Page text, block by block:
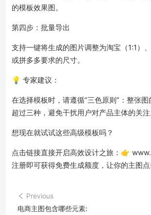
的模板效果图。
第四步：批量导出
支持一键将生成的图片调整为淘宝（1:1）
或拼多多要求的尺寸。
💡 专家建议：
在选择模板时，请遵循“三色原则”：整张
超过三种，避免干扰用户对产品主体的关注
想现在就试试这些高级模板吗？
点击链接直接开启高效设计之旅：👉
注册即可获得免费生成额度，让你的主图点
Previous
电商主图包含哪些元素: